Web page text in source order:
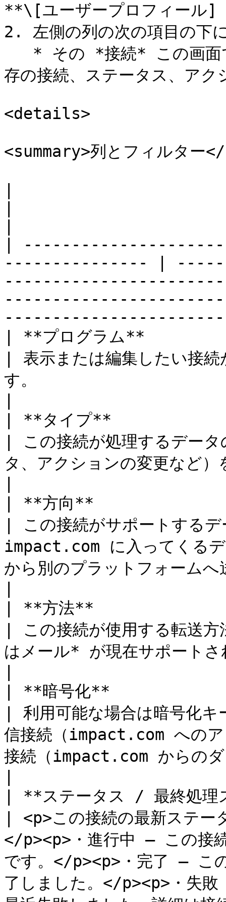
**\[ユーザープロフィー
2. 左側の列の次の項目の
存の接続、ステータス、アク
<details>
<summary>列とフィルター
|
--------------- |
| **プログラム**
| 表示または編集したい接
す。
| **タイプ**
| この接続が処理するデー
タ、アクションの変更など）
| **方向**
| この接続がサポートする
impact.com に入ってくる
から別のプラットフォーム
| **方法**
| この接続が使用する転送
はメール* が現在サポートさ
| **暗号化**
| 利用可能な場合は暗号化
信接続（impact.com へのア
接続（impact.com からのダ
| **ステータス / 最終処理
| <p>この接続の最新ステ
</p><p>・進行中 — この接
です。</p><p>・完了 — こ
了しました。</p><p>・失